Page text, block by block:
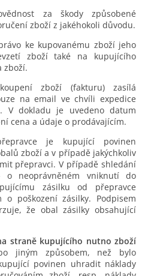
za škody způsobené
zboží z jakéhokoli důvodu.
ke kupovanému zboží jeho
zboží také na kupujícího
zboží.
zboží (fakturu) zasílá
na email ve chvíli expedice
V dokladu je uvedeno datum
cena a údaje o prodávajícím.
je kupující povinen
zboží a v případě jakýchkoliv
přepravci. V případě shledání
o neoprávněném vniknutí do
zásilku od přepravce
poškození zásilky. Podpisem
že obal zásilky obsahující
straně kupujícího nutno zboží
jiným způsobem, než bylo
povinen uhradit náklady